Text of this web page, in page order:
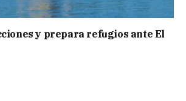
y prepara refugios ante El